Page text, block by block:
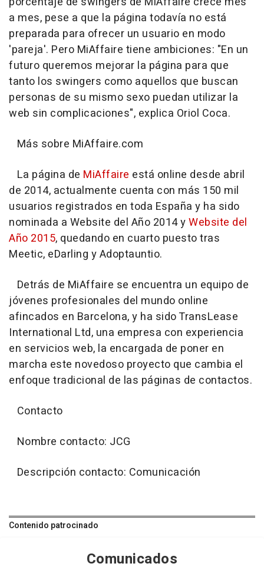
a mes, pese a que la página todavía no está
preparada para ofrecer un usuario en modo
'pareja'. Pero MiAffaire tiene ambiciones: "En un
futuro queremos mejorar la página para que
tanto los swingers como aquellos que buscan
personas de su mismo sexo puedan utilizar la
web sin complicaciones", explica Oriol Coca.
Más sobre MiAffaire.com
La página de MiAffaire está online desde abril
de 2014, actualmente cuenta con más 150 mil
usuarios registrados en toda España y ha sido
nominada a Website del Año 2014 yWebsite del
Año 2015, quedando en cuarto puesto tras
Meetic, eDarling y Adoptauntio.
Detrás de MiAffaire se encuentra un equipo de
jóvenes profesionales del mundo online
afincados en Barcelona, y ha sido TransLease
International Ltd, una empresa con experiencia
en servicios web, la encargada de poner en
marcha este novedoso proyecto que cambia el
enfoque tradicional de las páginas de contactos.
Contacto
Nombre contacto: JCG
Descripción contacto: Comunicación
Contenido patrocinado
Comunicados